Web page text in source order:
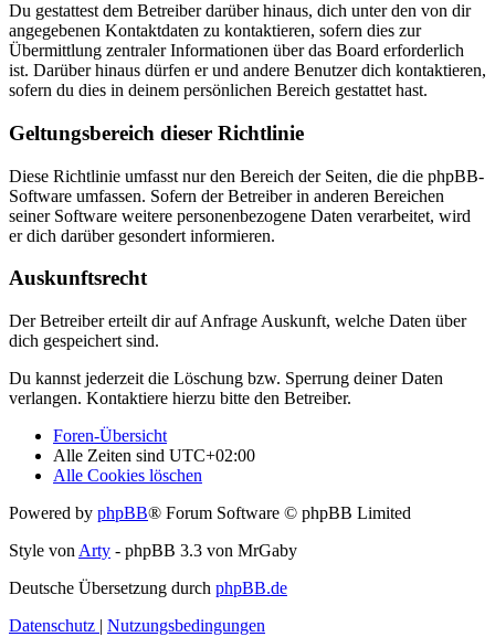
Du gestattest dem Betreiber darüber hinaus, dich unter den von dir
angegebenen Kontaktdaten zu kontaktieren, sofern dies zur
Übermittlung zentraler Informationen über das Board erforderlich
ist. Darüber hinaus dürfen er und andere Benutzer dich kontaktieren,
sofern du dies in deinem persönlichen Bereich gestattet hast.
Geltungsbereich dieser Richtlinie
Diese Richtlinie umfasst nur den Bereich der Seiten, die die phpBB-
Software umfassen. Sofern der Betreiber in anderen Bereichen
seiner Software weitere personenbezogene Daten verarbeitet, wird
er dich darüber gesondert informieren.
Auskunftsrecht
Der Betreiber erteilt dir auf Anfrage Auskunft, welche Daten über
dich gespeichert sind.
Du kannst jederzeit die Löschung bzw. Sperrung deiner Daten
verlangen. Kontaktiere hierzu bitte den Betreiber.
Foren-Übersicht
Alle Zeiten sind UTC+02:00
Alle Cookies löschen
Powered by phpBB® Forum Software © phpBB Limited
Style von Arty - phpBB 3.3 von MrGaby
Deutsche Übersetzung durch phpBB.de
Datenschutz | Nutzungsbedingungen